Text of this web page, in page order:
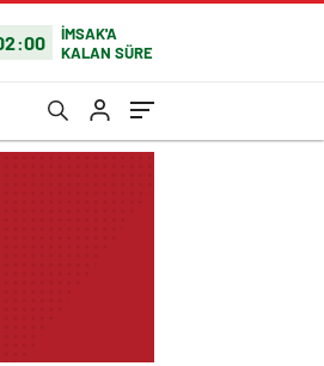
İMSAK'A
KALAN SÜRE